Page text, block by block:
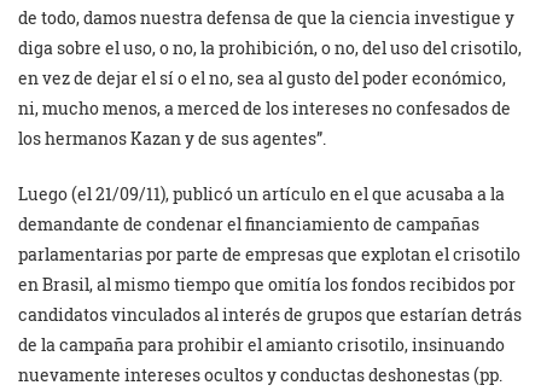
de todo, damos nuestra defensa de que la ciencia investigue y
diga sobre el uso, o no, la prohibición, o no, del uso del crisotilo,
en vez de dejar el sí o el no, sea al gusto del poder económico,
ni, mucho menos, a merced de los intereses no confesados de
los hermanos Kazan y de sus agentes”.
Luego (el 21/09/11), publicó un artículo en el que acusaba a la
demandante de condenar el financiamiento de campañas
parlamentarias por parte de empresas que explotan el crisotilo
en Brasil, al mismo tiempo que omitía los fondos recibidos por
candidatos vinculados al interés de grupos que estarían detrás
de la campaña para prohibir el amianto crisotilo, insinuando
nuevamente intereses ocultos y conductas deshonestas (pp.